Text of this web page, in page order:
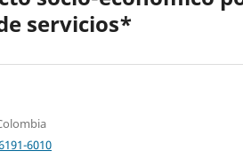
servicios*
6010